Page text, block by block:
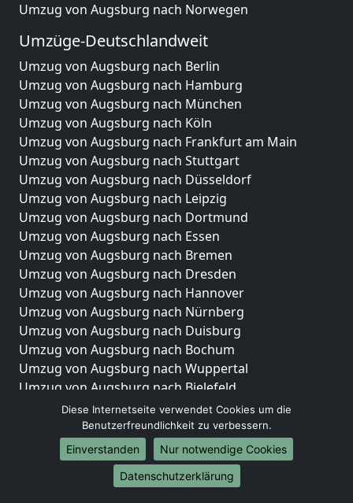
Umzug von Augsburg nach Norwegen
Umzüge-Deutschlandweit
Umzug von Augsburg nach Berlin
Umzug von Augsburg nach Hamburg
Umzug von Augsburg nach München
Umzug von Augsburg nach Köln
Umzug von Augsburg nach Frankfurt am Main
Umzug von Augsburg nach Stuttgart
Umzug von Augsburg nach Düsseldorf
Umzug von Augsburg nach Leipzig
Umzug von Augsburg nach Dortmund
Umzug von Augsburg nach Essen
Umzug von Augsburg nach Bremen
Umzug von Augsburg nach Dresden
Umzug von Augsburg nach Hannover
Umzug von Augsburg nach Nürnberg
Umzug von Augsburg nach Duisburg
Umzug von Augsburg nach Bochum
Umzug von Augsburg nach Wuppertal
Umzug von Augsburg nach Bielefeld
Umzug von Augsburg nach Bonn
Umzug von Augsburg nach Münster
Internationale-Umzüge
Umzug von Augsburg nach Brasilien
Diese Internetseite verwendet Cookies um die
Benutzerfreundlichkeit zu verbessern.
Einverstanden
Nur notwendige Cookies
Datenschutzerklärung